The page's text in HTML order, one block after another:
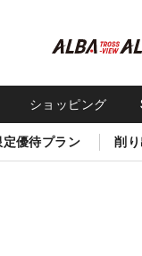
ショッピング
定優待プラン 削